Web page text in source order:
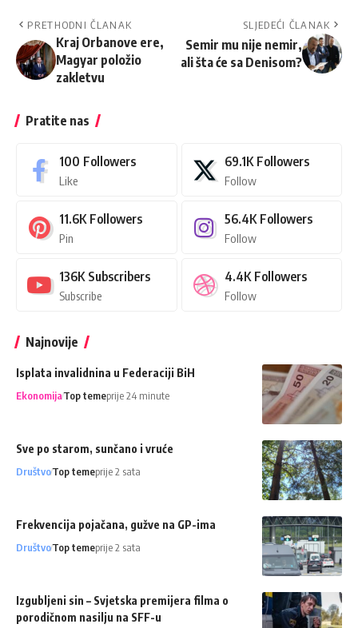
PRETHODNI ČLANAK
Kraj Orbanove ere,
Magyar položio
zakletvu
SLJEDEĆI ČLANAK
Semir mu nije nemir,
ali šta će sa Denisom?
Pratite nas
100 Followers
Like
69.1K Followers
Follow
11.6K Followers
Pin
56.4K Followers
Follow
136K Subscribers
Subscribe
4.4K Followers
Follow
Najnovije
Isplata invalidnina u Federaciji BiH
EkonomijaTop temeprije 24 minute
Sve po starom, sunčano i vruće
DruštvoTop temeprije 2 sata
Frekvencija pojačana, gužve na GP-ima
DruštvoTop temeprije 2 sata
Izgubljeni sin – Svjetska premijera filma o
porodičnom nasilju na SFF-u